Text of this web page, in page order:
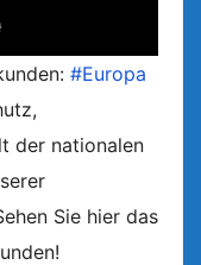
#Europa
der nationalen
Sie hier das